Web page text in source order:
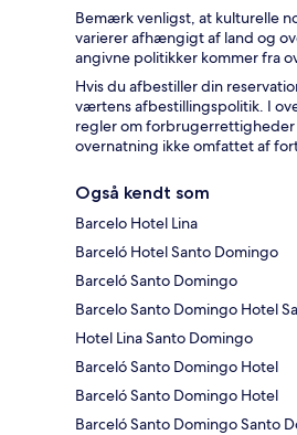
Bemærk venligst, at kulturelle
varierer afhængigt af land og
angivne politikker kommer fra
Hvis du afbestiller din
værtens afbestillingspolitik. I
regler om forbrugerrettigheder
overnatning ikke omfattet af
Også kendt som
Barcelo Hotel Lina
Barceló Hotel Santo Domingo
Barceló Santo Domingo
Barcelo Santo Domingo Hotel
Hotel Lina Santo Domingo
Barceló Santo Domingo Hotel
Barceló Santo Domingo Hotel
Barceló Santo Domingo Santo